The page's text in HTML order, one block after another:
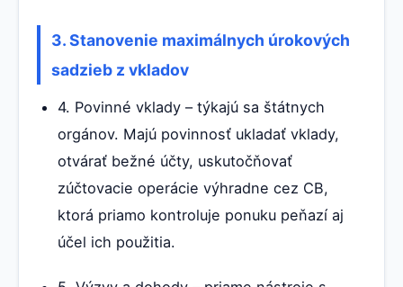
3. Stanovenie maximálnych úrokových
sadzieb z vkladov
4. Povinné vklady – týkajú sa štátnych
orgánov. Majú povinnosť ukladať vklady,
otvárať bežné účty, uskutočňovať
zúčtovacie operácie výhradne cez CB,
ktorá priamo kontroluje ponuku peňazí aj
účel ich použitia.